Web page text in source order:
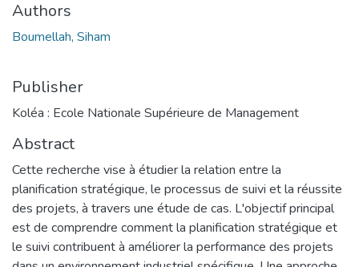
Authors
Boumellah, Siham
Publisher
Koléa : Ecole Nationale Supérieure de Management
Abstract
Cette recherche vise à étudier la relation entre la
planification stratégique, le processus de suivi et la réussite
des projets, à travers une étude de cas. L'objectif principal
est de comprendre comment la planification stratégique et
le suivi contribuent à améliorer la performance des projets